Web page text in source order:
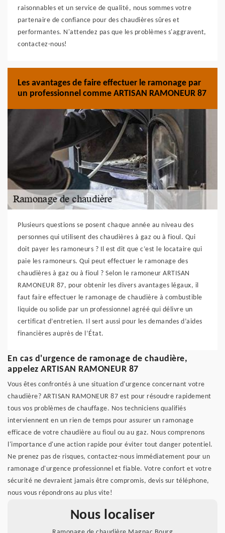
raisonnables et un service de qualité, nous sommes votre
partenaire de confiance pour des chaudières sûres et
performantes. N'attendez pas que les problèmes s'aggravent,
contactez-nous!
Les avantages de faire effectuer le ramonage par
un professionnel comme ARTISAN RAMONEUR 87
Plusieurs questions se posent chaque année au niveau des
personnes qui utilisent des chaudières à gaz ou à fioul. Qui
doit payer les ramoneurs ? Il est dit que c’est le locataire qui
paie les ramoneurs. Qui peut effectuer le ramonage des
chaudières à gaz ou à fioul ? Selon le ramoneur ARTISAN
RAMONEUR 87, pour obtenir les divers avantages légaux, il
faut faire effectuer le ramonage de chaudière à combustible
liquide ou solide par un professionnel agréé qui délivre un
certificat d’entretien. Il sert aussi pour les demandes d’aides
financières auprès de l’État.
En cas d'urgence de ramonage de chaudière,
appelez ARTISAN RAMONEUR 87
Vous êtes confrontés à une situation d'urgence concernant votre
chaudière? ARTISAN RAMONEUR 87 est pour résoudre rapidement
tous vos problèmes de chauffage. Nos techniciens qualifiés
interviennent en un rien de temps pour assurer un ramonage
efficace de votre chaudière au fioul ou au gaz. Nous comprenons
l'importance d'une action rapide pour éviter tout danger potentiel.
Ne prenez pas de risques, contactez-nous immédiatement pour un
ramonage d'urgence professionnel et fiable. Votre confort et votre
sécurité ne devraient jamais être compromis, devis sur téléphone,
nous vous répondrons au plus vite!
Nous localiser